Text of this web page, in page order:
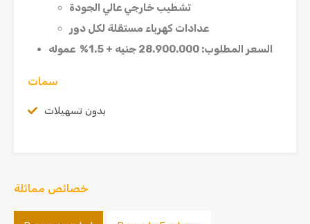
تشطيب خارجي عالي الجودة
عدادات كهرباء مستقلة لكل دور
السعر المطلوب: 28.900.000 جنيه + 1.5% عموله
سمات
بدون تسهيلات
خصائص مماثلة